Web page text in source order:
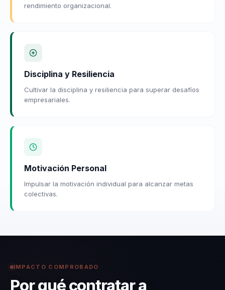
rendimiento organizacional.
Disciplina y Resiliencia
Cultivar la disciplina y resiliencia para superar desafíos
empresariales.
Motivación Personal
Impulsar la motivación individual para alcanzar metas
colectivas.
IMPACTO COMPROBADO
Por qué contratar a